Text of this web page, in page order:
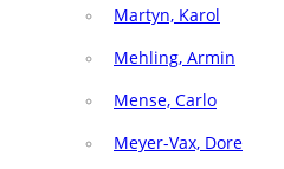
Martyn, Karol
Mehling, Armin
Mense, Carlo
Meyer-Vax, Dore